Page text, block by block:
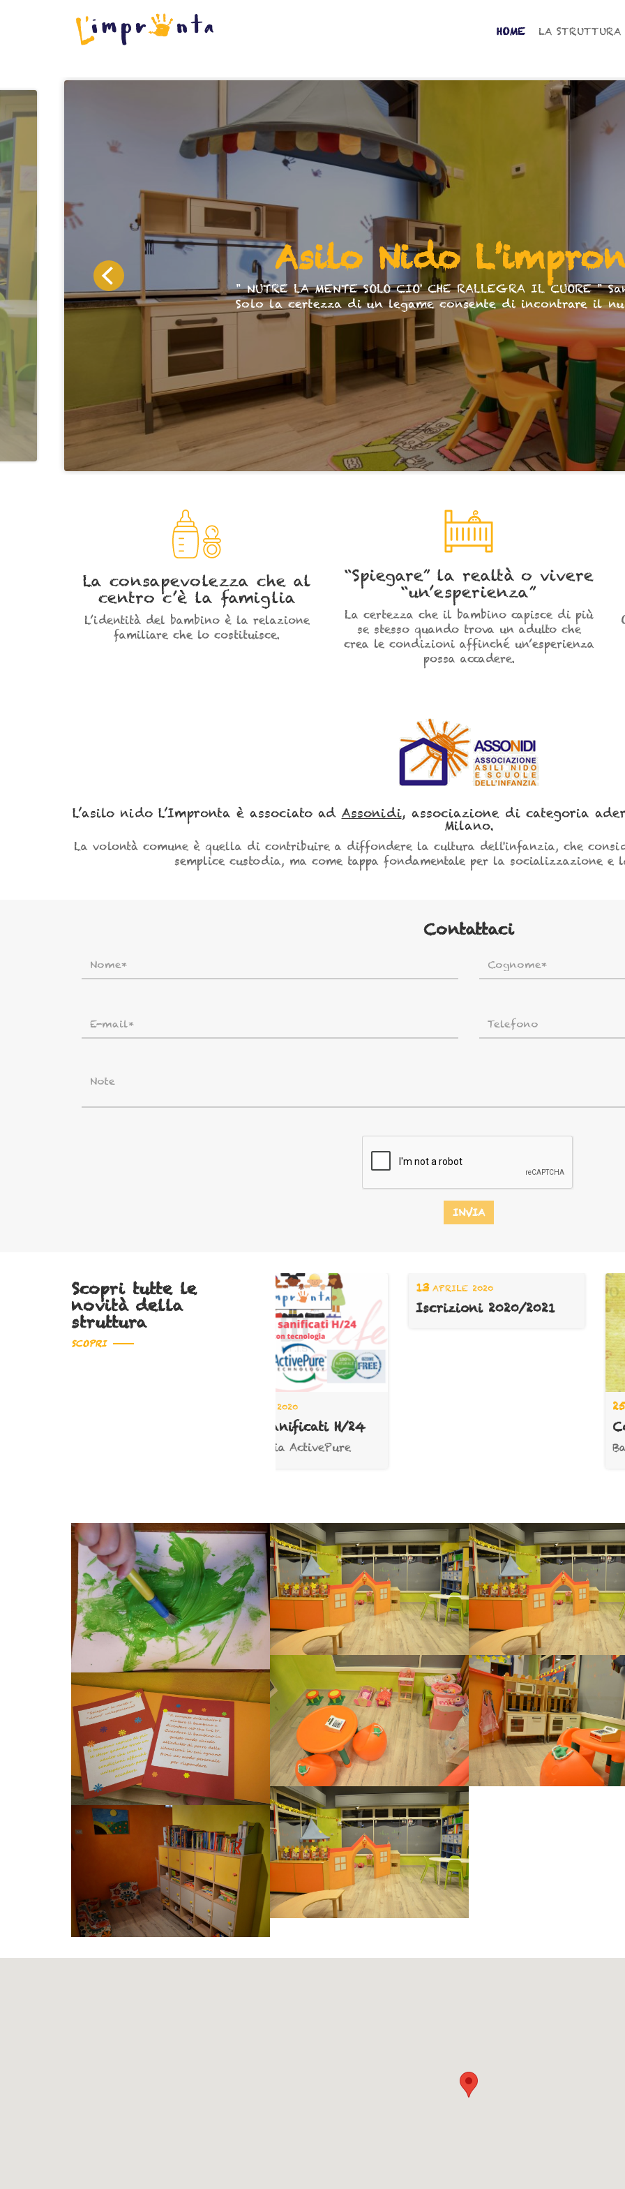
HOME LA STRUTTURA
Asilo Nido
" NUTRE LA MENTE SOLO CIO' CHE RALLEGRA IL CUORE "
Solo la certezza di un legame consente di incontrare il
La consapevolezza che al
centro c’è la famiglia
L’identità del bambino è la relazione
familiare che lo costituisce.
“Spiegare” la realtà o vivere
“un’esperienza”
La certezza che il bambino capisce di più
se stesso quando trova un adulto che
crea le condizioni affinché un’esperienza
possa accadere.
L’asilo nido L’Impronta è associato ad Assonidi, associazione di categoria
Milano.
La volontà comune è quella di contribuire a diffondere la cultura dell'infanzia, che
semplice custodia, ma come tappa fondamentale per la socializzazione e
Contattaci
INVIA
Scopri tutte le
novità della
struttura
SCOPRI
13APRILE 2020
Iscrizioni 2020/2021